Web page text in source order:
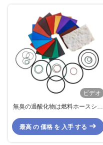
ビデオ
無臭の過酸化物は燃料ホースシス
フッ素のゴム製 オイルを治した
最高 の 価格 を 入手 する